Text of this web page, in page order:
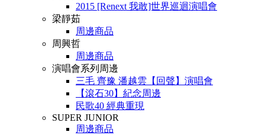
2015 [Renext 我敢]世界巡迴演唱會
梁靜茹
周邊商品
周興哲
周邊商品
演唱會系列周邊
三毛 齊豫 潘越雲【回聲】演唱會
【滾石30】紀念周邊
民歌40 經典重現
SUPER JUNIOR
周邊商品